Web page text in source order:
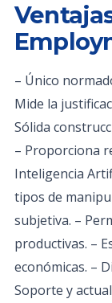
– Único
Mide la
Sólida
– Proporciona
Inteligencia
tipos de
subjetiva. –
productivas. –
económicas. –
Soporte y